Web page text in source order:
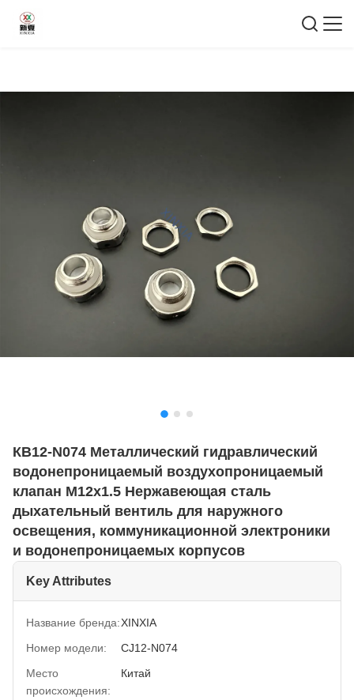
КВ12-N074 Металлический гидравлический
водонепроницаемый воздухопроницаемый
клапан M12x1.5 Нержавеющая сталь
дыхательный вентиль для наружного
освещения, коммуникационной электроники
и водонепроницаемых корпусов
Key Attributes
Название бренда:XINXIA
Номер модели:
CJ12-N074
Место
происхождения:
Китай